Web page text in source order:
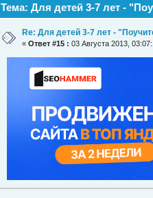
Тема: Для детей 3-7 лет -
Re: Для детей 3-7 лет -
« Ответ #15 : 03 Августа 2013,